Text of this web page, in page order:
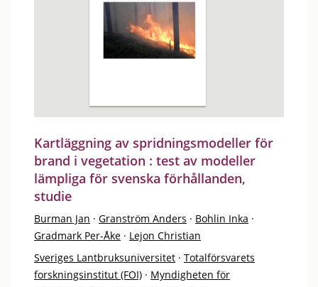
Kartläggning av spridningsmodeller för
brand i vegetation : test av modeller
lämpliga för svenska förhållanden,
studie
Burman Jan · Granström Anders · Bohlin Inka ·
Gradmark Per-Åke · Lejon Christian
Sveriges Lantbruksuniversitet · Totalförsvarets
forskningsinstitut (FOI) · Myndigheten för